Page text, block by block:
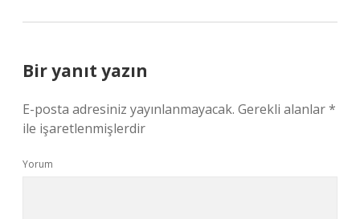
Bir yanıt yazın
E-posta adresiniz yayınlanmayacak. Gerekli alanlar*
ile işaretlenmişlerdir
Yorum